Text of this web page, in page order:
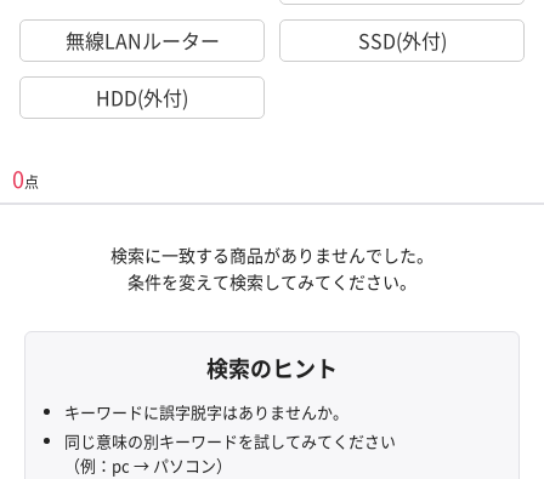
無線LANルーター
SSD(外付)
HDD(外付)
0点
検索に一致する商品がありませんでした。
条件を変えて検索してみてください。
検索のヒント
キーワードに誤字脱字はありませんか。
同じ意味の別キーワードを試してみてください
（例：pc → パソコン）